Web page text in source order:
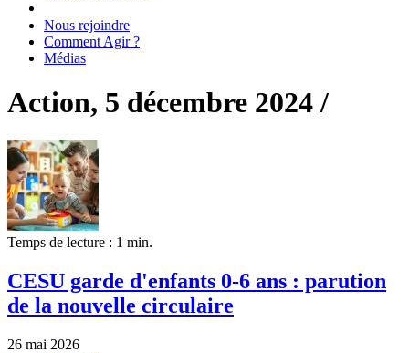
Nous rejoindre
Comment Agir ?
Médias
Action, 5 décembre 2024 /
Temps de lecture : 1 min.
CESU garde d'enfants 0-6 ans : parution
de la nouvelle circulaire
26 mai 2026